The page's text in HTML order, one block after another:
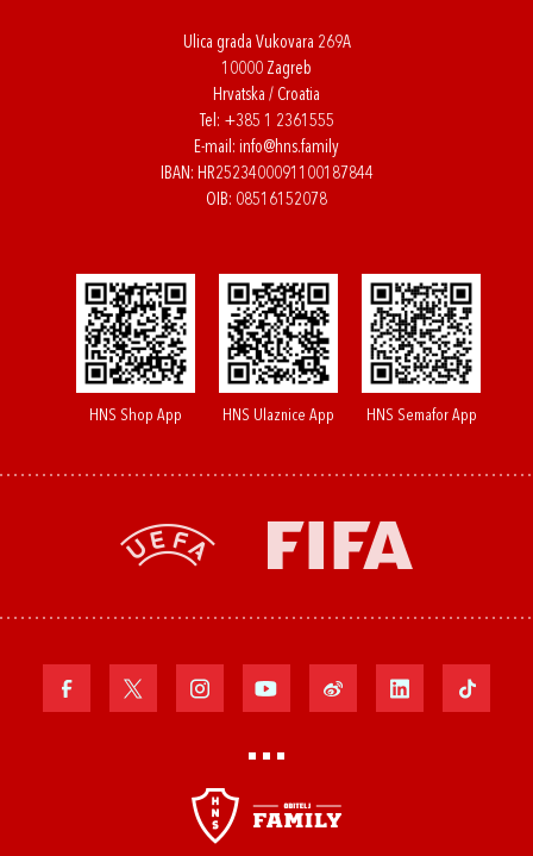
Ulica grada Vukovara 269A
10000 Zagreb
Hrvatska / Croatia
Tel: +385 1 2361555
E-mail: info@hns.family
IBAN: HR2523400091100187844
OIB: 08516152078
HNS Shop App HNS Ulaznice App HNS Semafor App